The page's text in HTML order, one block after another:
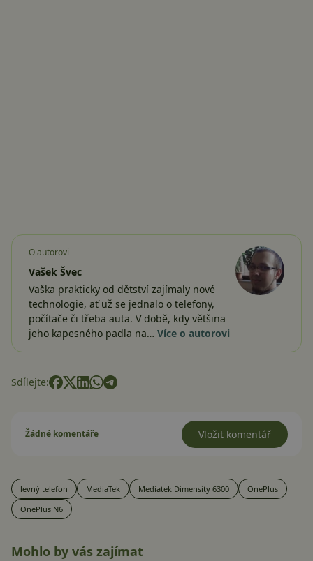
O autorovi
Vašek Švec
Vaška prakticky od dětství zajímaly nové
technologie, ať už se jednalo o telefony,
počítače či třeba auta. V době, kdy většina
jeho kapesného padla na… Více o autorovi
Sdílejte:
Žádné komentáře Vložit komentář
levný telefon MediaTek Mediatek Dimensity 6300
OnePlus
OnePlus N6
Mohlo by vás zajímat